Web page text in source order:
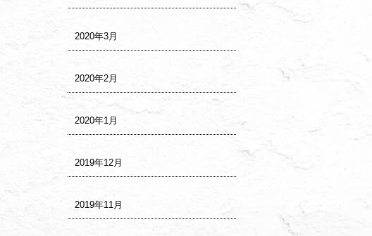
2020年3月
2020年2月
2020年1月
2019年12月
2019年11月